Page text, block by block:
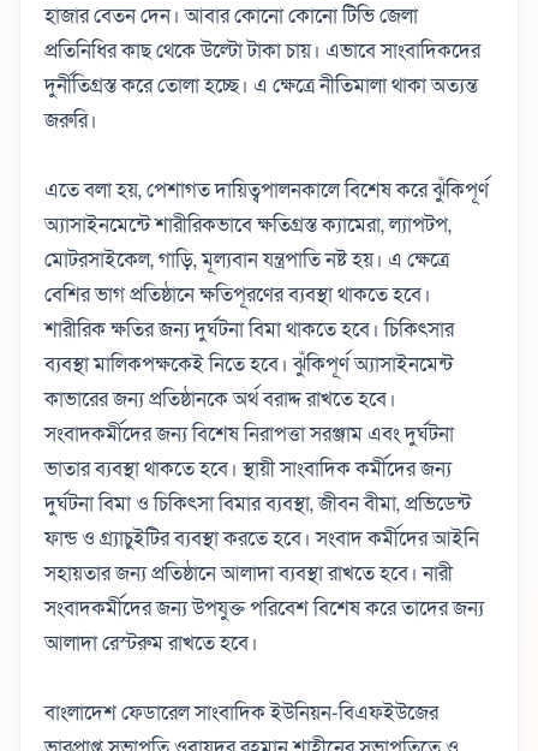
হাজার বেতন দেন। আবার কোনো কোনো টিভি জেলা
প্রতিনিধির কাছ থেকে উল্টো টাকা চায়। এভাবে সাংবাদিকদের
দুর্নীতিগ্রস্ত করে তোলা হচ্ছে। এ ক্ষেত্রে নীতিমালা থাকা অত্যন্ত
জরুরি।
এতে বলা হয়, পেশাগত দায়িত্বপালনকালে বিশেষ করে ঝুঁকিপূর্ণ
অ্যাসাইনমেন্টে শারীরিকভাবে ক্ষতিগ্রস্ত ক্যামেরা, ল্যাপটপ,
মোটরসাইকেল, গাড়ি, মূল্যবান যন্ত্রপাতি নষ্ট হয়। এ ক্ষেত্রে
বেশির ভাগ প্রতিষ্ঠানে ক্ষতিপূরণের ব্যবস্থা থাকতে হবে।
শারীরিক ক্ষতির জন্য দুর্ঘটনা বিমা থাকতে হবে। চিকিৎসার
ব্যবস্থা মালিকপক্ষকেই নিতে হবে। ঝুঁকিপূর্ণ অ্যাসাইনমেন্ট
কাভারের জন্য প্রতিষ্ঠানকে অর্থ বরাদ্দ রাখতে হবে।
সংবাদকর্মীদের জন্য বিশেষ নিরাপত্তা সরঞ্জাম এবং দুর্ঘটনা
ভাতার ব্যবস্থা থাকতে হবে। স্থায়ী সাংবাদিক কর্মীদের জন্য
দুর্ঘটনা বিমা ও চিকিৎসা বিমার ব্যবস্থা, জীবন বীমা, প্রভিডেন্ট
ফান্ড ও গ্র্যাচুইটির ব্যবস্থা করতে হবে। সংবাদ কর্মীদের আইনি
সহায়তার জন্য প্রতিষ্ঠানে আলাদা ব্যবস্থা রাখতে হবে। নারী
সংবাদকর্মীদের জন্য উপযুক্ত পরিবেশ বিশেষ করে তাদের জন্য
আলাদা রেস্টরুম রাখতে হবে।
বাংলাদেশ ফেডারেল সাংবাদিক ইউনিয়ন-বিএফইউজের